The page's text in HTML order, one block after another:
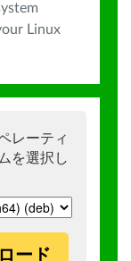
Linux
レーティ
を選択し
ード